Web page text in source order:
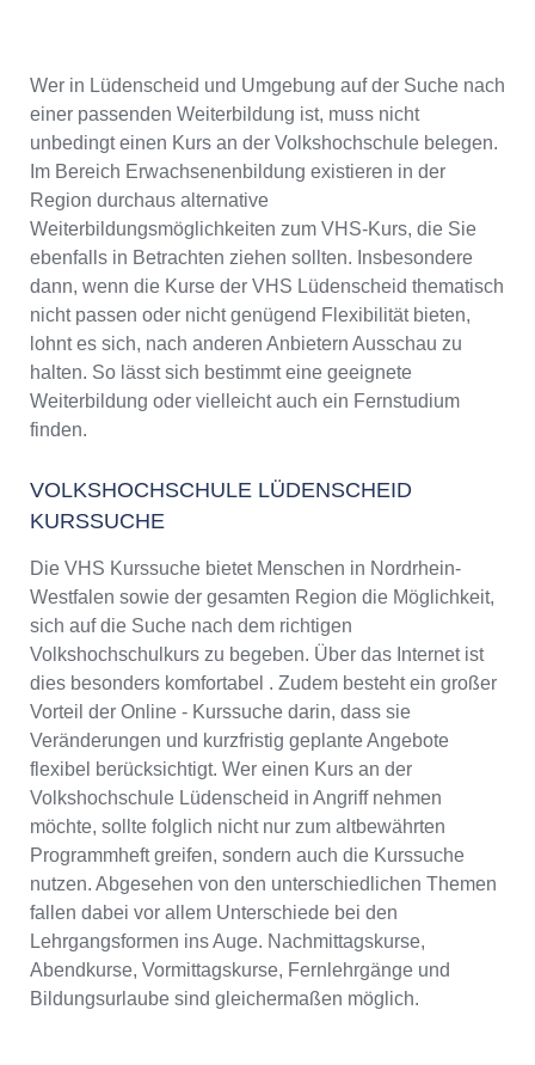
Wer in Lüdenscheid und Umgebung auf der Suche nach
einer passenden Weiterbildung ist, muss nicht
unbedingt einen Kurs an der Volkshochschule belegen.
Im Bereich Erwachsenenbildung existieren in der
Region durchaus alternative
Weiterbildungsmöglichkeiten zum VHS-Kurs, die Sie
ebenfalls in Betrachten ziehen sollten. Insbesondere
dann, wenn die Kurse der VHS Lüdenscheid thematisch
nicht passen oder nicht genügend Flexibilität bieten,
lohnt es sich, nach anderen Anbietern Ausschau zu
halten. So lässt sich bestimmt eine geeignete
Weiterbildung oder vielleicht auch ein Fernstudium
finden.
VOLKSHOCHSCHULE LÜDENSCHEID
KURSSUCHE
Die VHS Kurssuche bietet Menschen in Nordrhein-
Westfalen sowie der gesamten Region die Möglichkeit,
sich auf die Suche nach dem richtigen
Volkshochschulkurs zu begeben. Über das Internet ist
dies besonders komfortabel . Zudem besteht ein großer
Vorteil der Online - Kurssuche darin, dass sie
Veränderungen und kurzfristig geplante Angebote
flexibel berücksichtigt. Wer einen Kurs an der
Volkshochschule Lüdenscheid in Angriff nehmen
möchte, sollte folglich nicht nur zum altbewährten
Programmheft greifen, sondern auch die Kurssuche
nutzen. Abgesehen von den unterschiedlichen Themen
fallen dabei vor allem Unterschiede bei den
Lehrgangsformen ins Auge. Nachmittagskurse,
Abendkurse, Vormittagskurse, Fernlehrgänge und
Bildungsurlaube sind gleichermaßen möglich.